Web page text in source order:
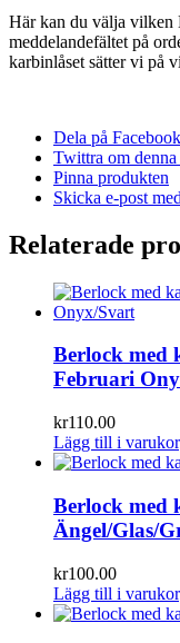
Här kan du välja vilken
meddelandefältet på
karbinlåset sätter vi på
Dela på Facebook
Twittra om
Pinna produkten
Skicka e-post
Relaterade
Berlock med
Februari
kr110.00
Lägg till i
Berlock med
Ängel/Glas/
kr100.00
Lägg till i